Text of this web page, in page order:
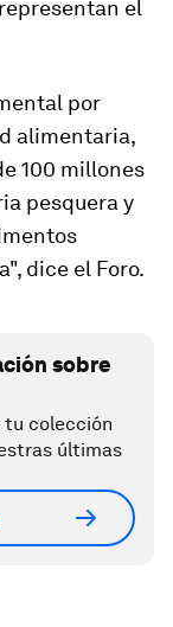
el
por
alimentaria,
100 millones
pesquera y
dice el Foro.
sobre
tu colección
últimas